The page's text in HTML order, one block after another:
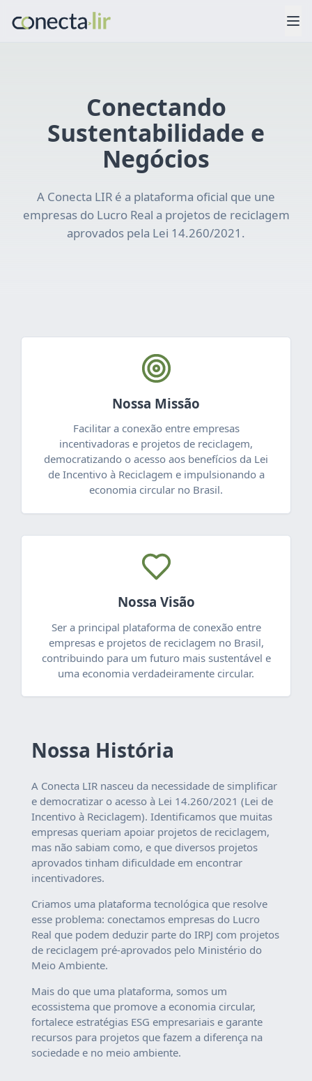
Conectando
Sustentabilidade e
Negócios
A Conecta LIR é a plataforma oficial que une
empresas do Lucro Real a projetos de reciclagem
aprovados pela Lei 14.260/2021.
Nossa Missão
Facilitar a conexão entre empresas
incentivadoras e projetos de reciclagem,
democratizando o acesso aos benefícios da Lei
de Incentivo à Reciclagem e impulsionando a
economia circular no Brasil.
Nossa Visão
Ser a principal plataforma de conexão entre
empresas e projetos de reciclagem no Brasil,
contribuindo para um futuro mais sustentável e
uma economia verdadeiramente circular.
Nossa História
A Conecta LIR nasceu da necessidade de simplificar
e democratizar o acesso à Lei 14.260/2021 (Lei de
Incentivo à Reciclagem). Identificamos que muitas
empresas queriam apoiar projetos de reciclagem,
mas não sabiam como, e que diversos projetos
aprovados tinham dificuldade em encontrar
incentivadores.
Criamos uma plataforma tecnológica que resolve
esse problema: conectamos empresas do Lucro
Real que podem deduzir parte do IRPJ com projetos
de reciclagem pré-aprovados pelo Ministério do
Meio Ambiente.
Mais do que uma plataforma, somos um
ecossistema que promove a economia circular,
fortalece estratégias ESG empresariais e garante
recursos para projetos que fazem a diferença na
sociedade e no meio ambiente.